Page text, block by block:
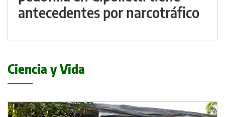
antecedentes por narcotráfico
Ciencia y Vida